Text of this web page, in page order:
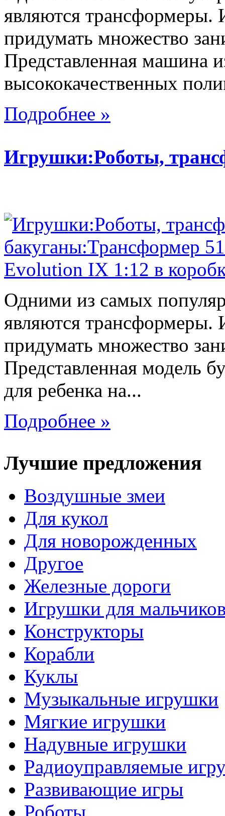
являются
придумать множество
Представленная машина
высококачественных
Подробнее »
Игрушки:Роботы,
Одними из самых
являются
придумать множество
Представленная модель
для ребенка на...
Подробнее »
Лучшие предложения
Воздушные змеи
Для кукол
Для новорожденных
Другое
Железные дороги
Игрушки для
Конструкторы
Корабли
Куклы
Музыкальные игрушки
Мягкие игрушки
Надувные игрушки
Радиоуправляемые
Развивающие игры